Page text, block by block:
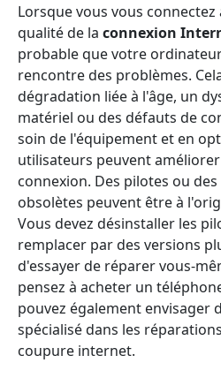
Lorsque vous vous
qualité de la connexion
probable que votre
rencontre des problèmes.
dégradation liée à l'âge, un
matériel ou des défauts de
soin de l'équipement et en
utilisateurs peuvent
connexion. Des pilotes ou
obsolètes peuvent être à
Vous devez désinstaller les
remplacer par des versions
d'essayer de réparer vous-
pensez à acheter un
pouvez également envisager
spécialisé dans les
coupure internet.